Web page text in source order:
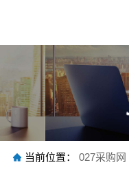
当前位置： 027采购网